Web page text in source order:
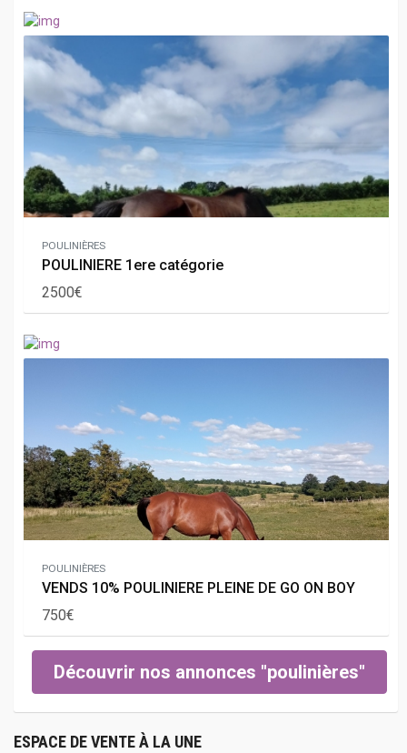
POULINIÈRES
POULINIERE 1ere catégorie
2500€
POULINIÈRES
VENDS 10% POULINIERE PLEINE DE GO ON BOY
750€
Découvrir nos annonces "poulinières"
ESPACE DE VENTE À LA UNE